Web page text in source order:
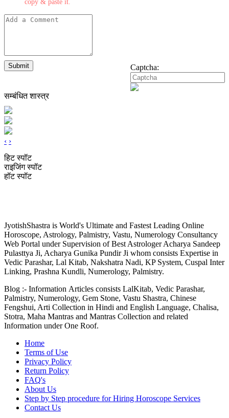
copy & paste it.
Captcha:
Submit
सम्बंधित शास्त्र
‹ ›
हिट स्पॉट
राइजिंग स्पॉट
हॉट स्पॉट
JyotishShastra is World's Ultimate and Fastest Leading Online
Horoscope, Astrology, Palmistry, Vastu, Numerology Consultancy
Web Portal under Supervision of Best Astrologer Acharya Sandeep
Pulasttya Ji, Acharya Gunika Pundir Ji whom consists Expertise in
Vedic Parashar, Lal Kitab, Nakshatra Nadi, KP System, Cuspal Inter
Linking, Prashna Kundli, Numerology, Palmistry.
Blog :- Information Articles consists LalKitab, Vedic Parashar,
Palmistry, Numerology, Gem Stone, Vastu Shastra, Chinese
Fengshui, Arti Collection in Hindi and English Language, Chalisa,
Stotra, Maha Mantras and Mantras Collection and related
Information under One Roof.
Home
Terms of Use
Privacy Policy
Return Policy
FAQ's
About Us
Step by Step procedure for Hiring Horoscope Services
Contact Us